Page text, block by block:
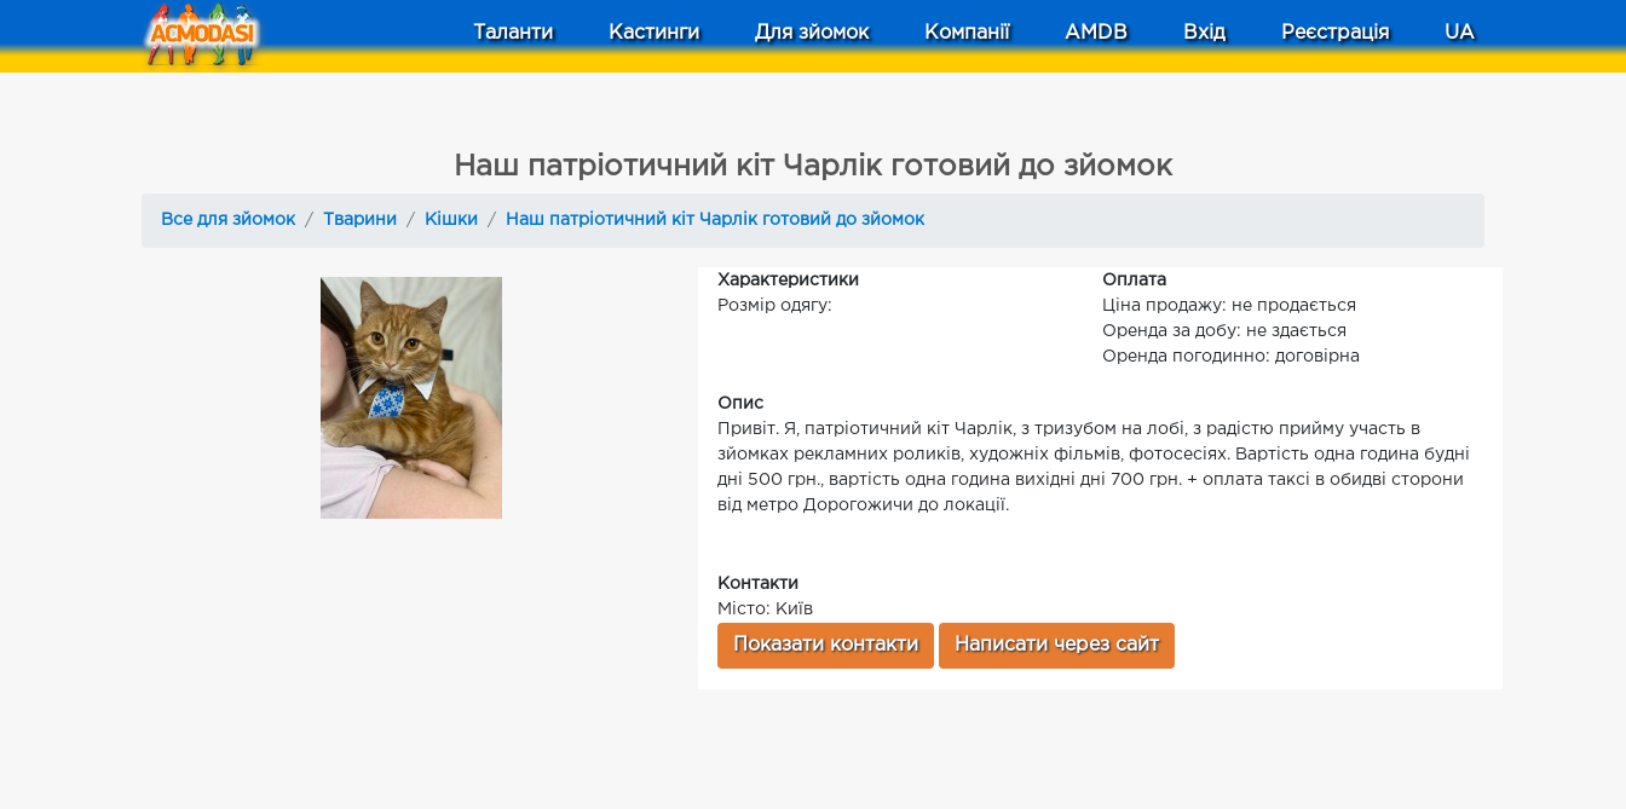
Таланти Кастинги Для зйомок Компанії AMDB Вхід Реєстрація UA
Наш патріотичний кіт Чарлік готовий до зйомок
Все для зйомок Тварини Кішки Наш патріотичний кіт Чарлік готовий до зйомок
Характеристики
Розмір одягу:
Оплата
Ціна продажу: не продається
Оренда за добу: не здається
Оренда погодинно: договірна
Опис
Привіт. Я, патріотичний кіт Чарлік, з тризубом на лобі, з радістю прийму участь в
зйомках рекламних роликів, художніх фільмів, фотосесіях. Вартість одна година будні
дні 500 грн., вартість одна година вихідні дні 700 грн. + оплата таксі в обидві сторони
від метро Дорогожичи до локації.
Контакти
Місто: Київ
Показати контакти Написати через сайт